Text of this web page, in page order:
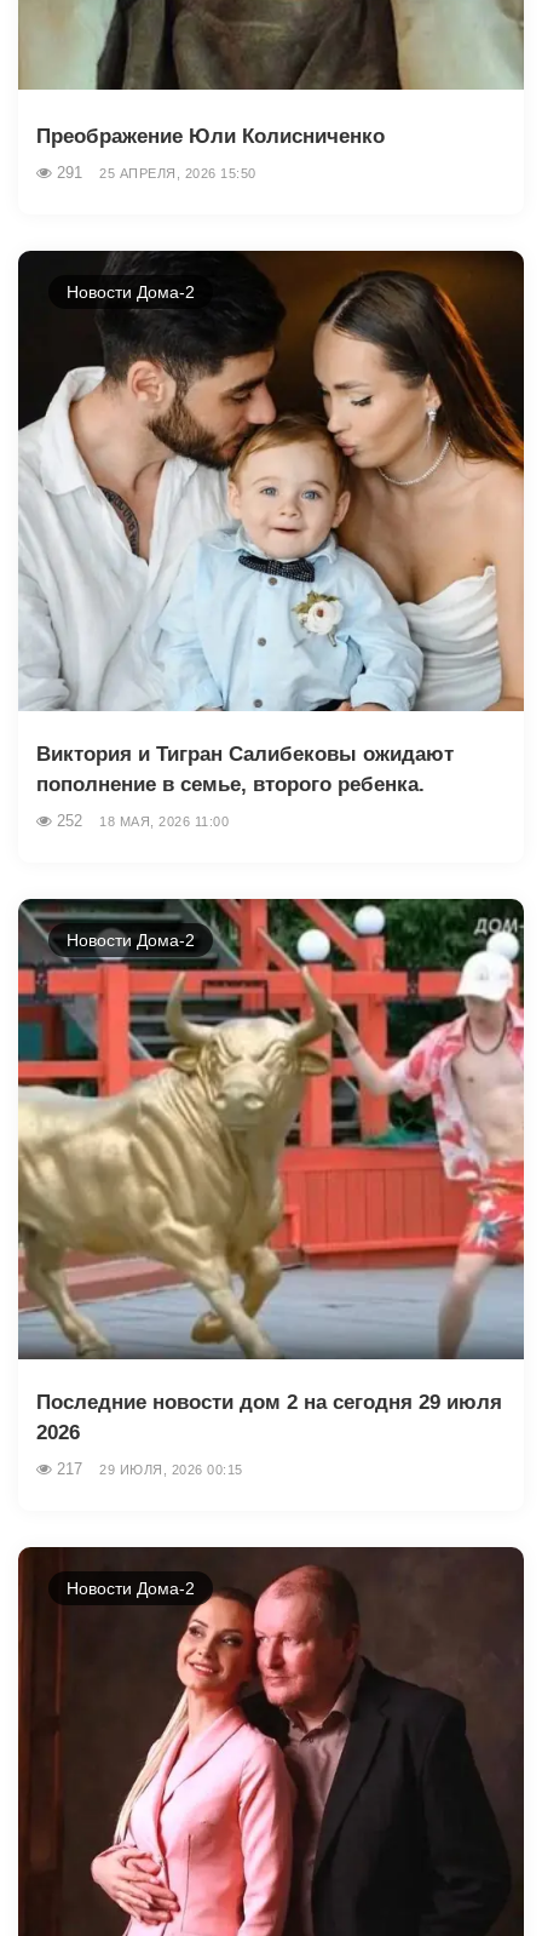
Преображение Юли Колисниченко
291 25 АПРЕЛЯ, 2026 15:50
Новости Дома-2
Виктория и Тигран Салибековы ожидают
пополнение в семье, второго ребенка.
252 18 МАЯ, 2026 11:00
Новости Дома-2
Последние новости дом 2 на сегодня 29 июля
2026
217 29 ИЮЛЯ, 2026 00:15
Новости Дома-2